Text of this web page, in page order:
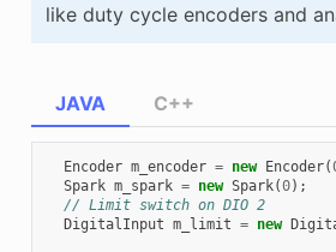
like duty cycle encoders and
JAVA
Encoder m_encoder = new Encoder(
Spark m_spark = new Spark(0);
// Limit switch on DIO 2
DigitalInput m_limit = new
C++